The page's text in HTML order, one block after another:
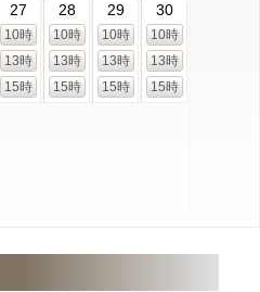
27
10時
13時
15時
28
10時
13時
15時
29
10時
13時
15時
30
10時
13時
15時